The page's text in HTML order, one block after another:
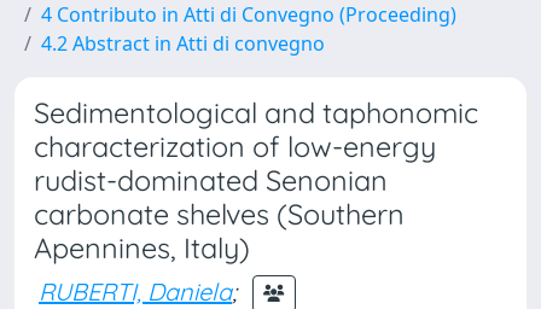
4 Contributo in Atti di Convegno (Proceeding)
4.2 Abstract in Atti di convegno
Sedimentological and taphonomic
characterization of low-energy
rudist-dominated Senonian
carbonate shelves (Southern
Apennines, Italy)
RUBERTI, Daniela;